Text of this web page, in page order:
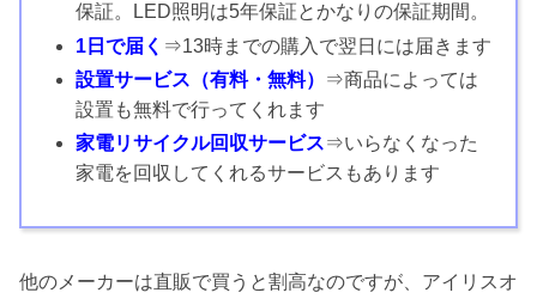
保証。LED照明は5年保証とかなりの保証期間。
1日で届く ⇒13時までの購入で翌日には届きます
設置サービス（有料・無料）
⇒商品によっては
設置も無料で行ってくれます
家電リサイクル回収サービス⇒いらなくなった
家電を回収してくれるサービスもあります
他のメーカーは直販で買うと割高なのですが、アイリスオ